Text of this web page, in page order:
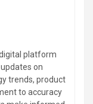
platform
on
trends, product
to accuracy